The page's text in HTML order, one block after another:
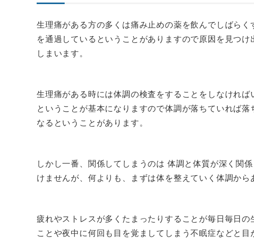
生理痛がある方の多くは痛み止めの薬を飲んでしばら
を通過しているということがありますので原因を見つ
しまいます。
生理痛がある時には体調の検査をすることをしなけれ
ということが基本になりますので体調が落ちていれば
なるということがあります。
しかし一番、関係してしまうのは 体調と体質が深く関
けませんが、何よりも、まずは体を整えていく体調から
疲れやストレスが多くたまったりすることが毎日毎日
ことや夜中に何回も目を覚ましてしまう不眠症などと